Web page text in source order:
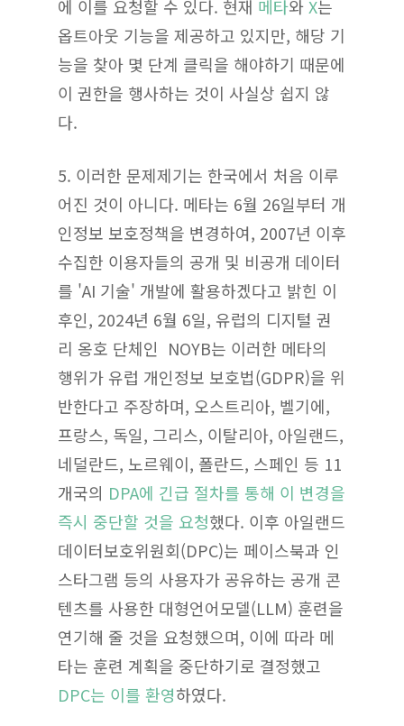
에 이를 요청할 수 있다. 현재 메타와X는
옵트아웃 기능을 제공하고 있지만, 해당 기
능을 찾아 몇 단계 클릭을 해야하기 때문에
이 권한을 행사하는 것이 사실상 쉽지 않
다.
5. 이러한 문제제기는 한국에서 처음 이루
어진 것이 아니다. 메타는 6월 26일부터 개
인정보 보호정책을 변경하여, 2007년 이후
수집한 이용자들의 공개 및 비공개 데이터
를 'AI 기술' 개발에 활용하겠다고 밝힌 이
후인, 2024년 6월 6일, 유럽의 디지털 권
리 옹호 단체인 NOYB는 이러한 메타의
행위가 유럽 개인정보 보호법(GDPR)을 위
반한다고 주장하며, 오스트리아, 벨기에,
프랑스, 독일, 그리스, 이탈리아, 아일랜드,
네덜란드, 노르웨이, 폴란드, 스페인 등 11
개국의 DPA에 긴급 절차를 통해 이 변경을
즉시 중단할 것을 요청했다.​ 이후 아일랜드
데이터보호위원회(DPC)는 페이스북과 인
스타그램 등의 사용자가 공유하는 공개 콘
텐츠를 사용한 대형언어모델(LLM) 훈련을
연기해 줄 것을 요청했으며, 이에 따라 메
타는 훈련 계획을 중단하기로 결정했고
DPC는 이를 환영하였다.